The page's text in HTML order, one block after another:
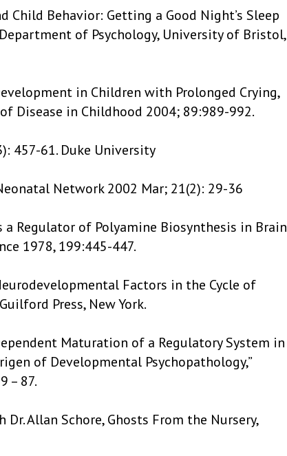
Child Behavior: Getting a Good Night’s Sleep
of Psychology, University of Bristol,
in Children with Prolonged Crying,
Disease in Childhood 2004; 89:989-992.
457-61. Duke University
Network 2002 Mar; 21(2): 29-36
a Regulator of Polyamine Biosynthesis in Brain
1978, 199:445-447.
Factors in the Cycle of
Press, New York.
Maturation of a Regulatory System in
of Developmental Psychopathology,”
– 87.
Dr. Allan Schore, Ghosts From the Nursery,